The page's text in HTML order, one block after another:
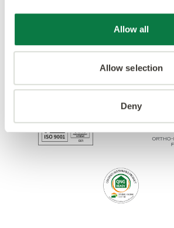
Allow all
Allow selection
Deny